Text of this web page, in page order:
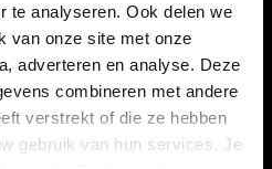
te analyseren. Ook delen we
van onze site met onze
adverteren en analyse. Deze
combineren met andere
verstrekt of die ze hebben
gebruik van hun services. Je
FOUNDATION
KAARTVERKOOP
BUSINESS